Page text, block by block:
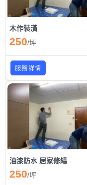
木作裝潢
250/坪
服務詳情
油漆防水 居家修繕
250/坪